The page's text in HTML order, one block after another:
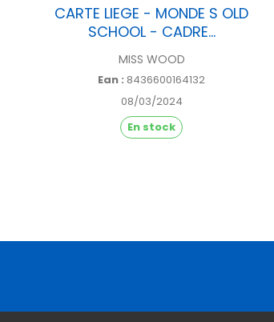
CARTE LIEGE - MONDE S OLD
SCHOOL - CADRE...
MISS WOOD
Ean : 8436600164132
08/03/2024
En stock